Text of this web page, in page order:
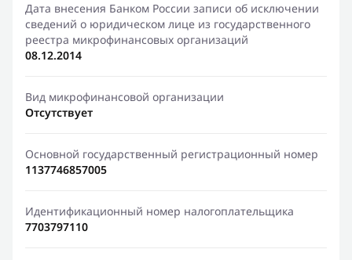
Дата внесения Банком России записи об исключении
сведений о юридическом лице из государственного
реестра микрофинансовых организаций
08.12.2014
Вид микрофинансовой организации
Отсутствует
Основной государственный регистрационный номер
1137746857005
Идентификационный номер налогоплательщика
7703797110